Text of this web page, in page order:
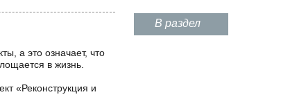
а это означает, что
в жизнь.
«Реконструкция и
В раздел